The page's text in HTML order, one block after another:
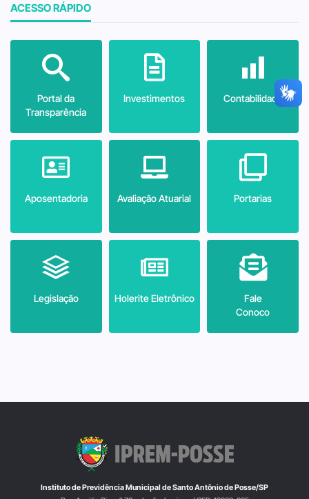
ACESSO RÁPIDO
Portal da
Transparência
Investimentos Contabilidade
Aposentadoria Avaliação Atuarial Portarias
Legislação Holerite Eletrônico
Fale
Conoco
Instituto de Previdência Municipal de Santo Antônio de Posse/SP